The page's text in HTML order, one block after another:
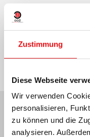
Zustimmung
Diese Webseite
Wir verwenden
personalisieren,
zu können und die
analysieren.
Teilen auf:
Neuesten